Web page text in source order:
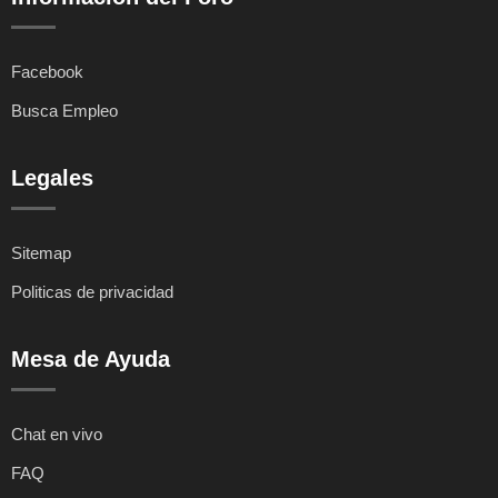
Facebook
Busca Empleo
Legales
Sitemap
Politicas de privacidad
Mesa de Ayuda
Chat en vivo
FAQ